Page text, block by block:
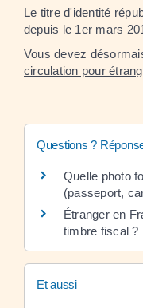
Le titre d'identité
depuis le 1er mars
Vous devez
circulation pour
Questions ?
Quelle photo
(passeport,
Étranger en
timbre fiscal ?
Et aussi